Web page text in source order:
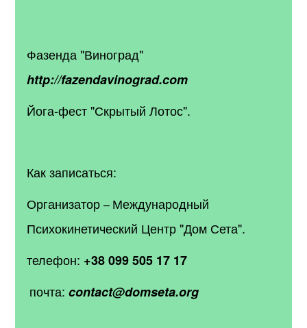
Фазенда "Виноград"
http://fazendavinograd.com
Йога-фест "Скрытый Лотос".
Как записаться:
Организатор– Международный
Психокинетический Центр "Дом Сета".
телефон: +38 099 505 17 17
почта:contact@domseta.org